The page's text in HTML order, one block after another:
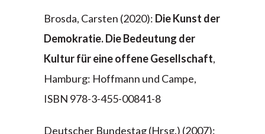
Brosda, Carsten (2020): Die Kunst der
Demokratie. Die Bedeutung der
Kultur für eine offene Gesellschaft,
Hamburg: Hoffmann und Campe,
ISBN 978-3-455-00841-8
Deutscher Bundestag (Hrsg.) (2007):